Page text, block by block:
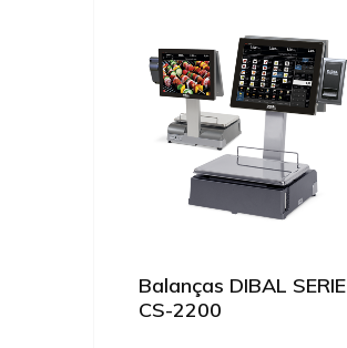
Balanças DIBAL SERIE
CS-2200